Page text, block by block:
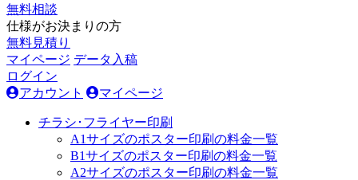
無料相談
仕様がお決まりの方
無料見積り
マイページ データ入稿
ログイン
アカウント
マイページ
チラシ･フライヤー印刷
A1サイズのポスター印刷の料金一覧
B1サイズのポスター印刷の料金一覧
A2サイズのポスター印刷の料金一覧